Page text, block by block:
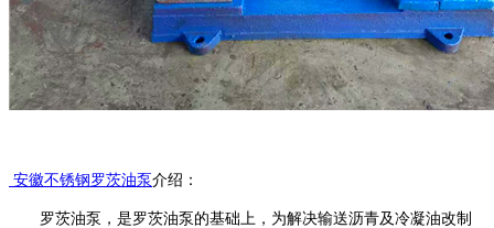
安徽不锈钢 罗茨油泵介绍 ：
罗茨油泵 ，是罗茨油泵 的基础上，为解决输送沥青及冷凝油改制